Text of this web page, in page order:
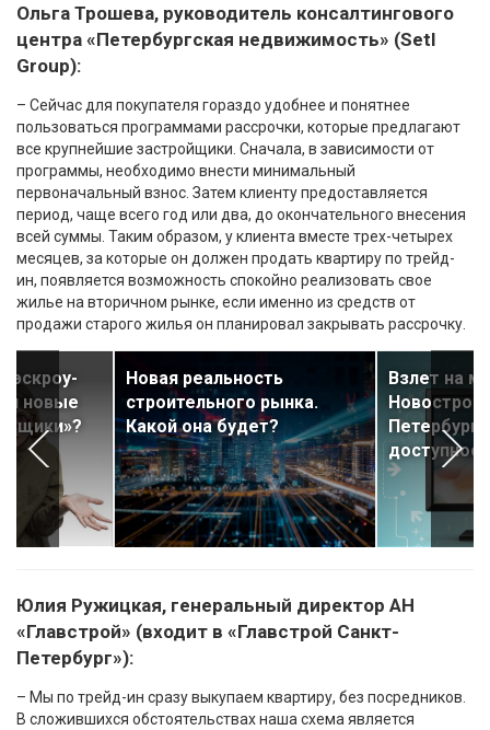
Ольга Трошева, руководитель консалтингового
центра «Петербургская недвижимость» (Setl
Group):
– Сейчас для покупателя гораздо удобнее и понятнее
пользоваться программами рассрочки, которые предлагают
все крупнейшие застройщики. Сначала, в зависимости от
программы, необходимо внести минимальный
первоначальный взнос. Затем клиенту предоставляется
период, чаще всего год или два, до окончательного внесения
всей суммы. Таким образом, у клиента вместе трех-четырех
месяцев, за которые он должен продать квартиру по трейд-
ин, появляется возможность спокойно реализовать свое
жилье на вторичном рынке, если именно из средств от
продажи старого жилья он планировал закрывать рассрочку.
эскроу-
новые
Новая реальность
строительного рынка.
Какой она будет?
Взлет на
Юлия Ружицкая, генеральный директор АН
«Главстрой» (входит в «Главстрой Санкт-
Петербург»):
– Мы по трейд-ин сразу выкупаем квартиру, без посредников.
В сложившихся обстоятельствах наша схема является